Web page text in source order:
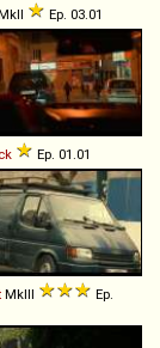
Ep. 03.01
Ep. 01.01
MkIII
Ep.